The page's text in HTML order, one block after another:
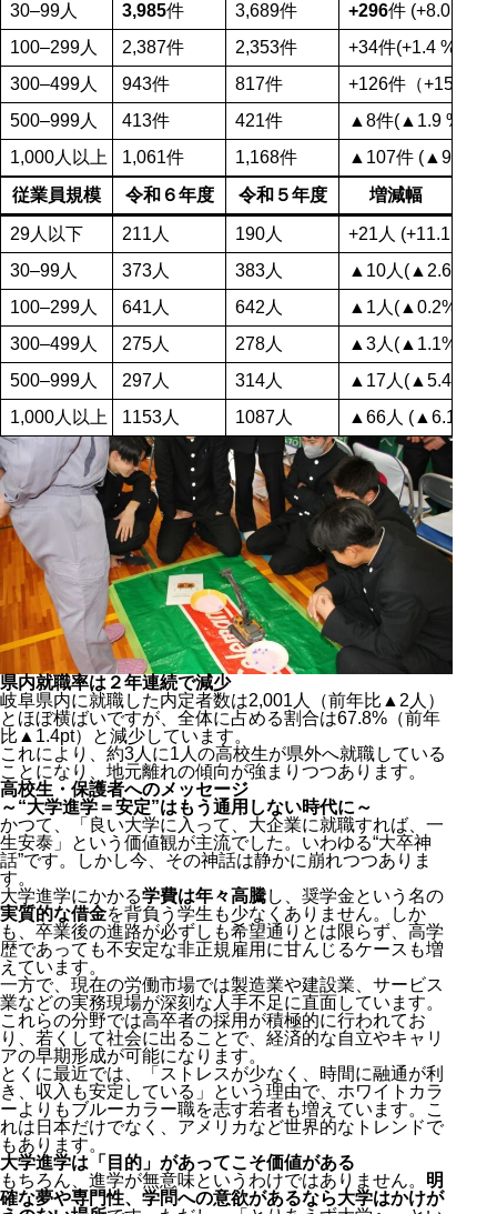
30–99人
3,985件 3,689件 +296件 (+8.0 %)
100–299人
2,387件 2,353件
+34件(+1.4 %)
300–499人
943件 817件
+126件（+15.4 %)
500–999人
413件 421件
▲8件(▲1.9 %)
1,000人以上
1,061件 1,168件
▲107件 (▲9.2 %)
従業員規模
令和６年度 令和５年度 増減幅
29人以下 211人 190人
+21人 (+11.1 %)
30–99人
373人 383人
▲10人(▲2.6%)
100–299人
641人 642人
▲1人(▲0.2%)
300–499人
275人 278人
▲3人(▲1.1%)
500–999人
297人 314人
▲17人(▲5.4%)
1,000人以上
1153人 1087人 ▲66人 (▲6.1%)
県内就職率は２年連続で減少
岐阜県内に就職した内定者数は2,001人（前年比▲2人）
とほぼ横ばいですが、全体に占める割合は67.8%（前年
比▲1.4pt）と減少しています。
これにより、約3人に1人の高校生が県外へ就職している
ことになり、地元離れの傾向が強まりつつあります。
高校生・保護者へのメッセージ
～“大学進学＝安定”はもう通用しない時代に～
かつて、「良い大学に入って、大企業に就職すれば、一
生安泰」という価値観が主流でした。いわゆる“大卒神
話”です。しかし今、その神話は静かに崩れつつありま
す。
大学進学にかかる学費は年々高騰し、奨学金という名の
実質的な借金を背負う学生も少なくありません。しか
も、卒業後の進路が必ずしも希望通りとは限らず、高学
歴であっても不安定な非正規雇用に甘んじるケースも増
えています。
一方で、現在の労働市場では製造業や建設業、サービス
業などの実務現場が深刻な人手不足に直面しています。
これらの分野では高卒者の採用が積極的に行われてお
り、若くして社会に出ることで、経済的な自立やキャリ
アの早期形成が可能になります。
とくに最近では、「ストレスが少なく、時間に融通が利
き、収入も安定している」という理由で、ホワイトカラ
ーよりもブルーカラー職を志す若者も増えています。こ
れは日本だけでなく、アメリカなど世界的なトレンドで
もあります。
大学進学は「目的」があってこそ価値がある
もちろん、進学が無意味というわけではありません。 明
確な夢や専門性、学問への意欲があるなら大学はかけが